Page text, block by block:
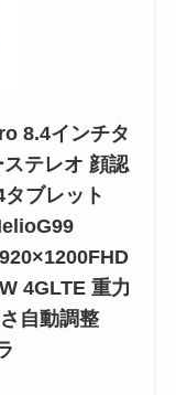
8.4インチタ
テレオ 顔認
ブレット
4GLTE 重力
自動調整